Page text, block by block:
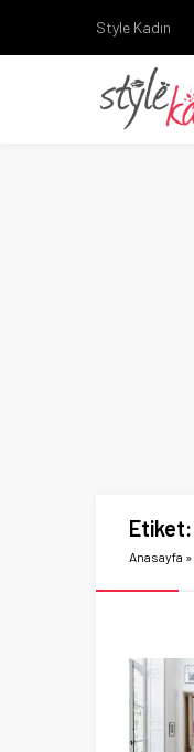
Style Kadın
Etiket:
Anasayfa »